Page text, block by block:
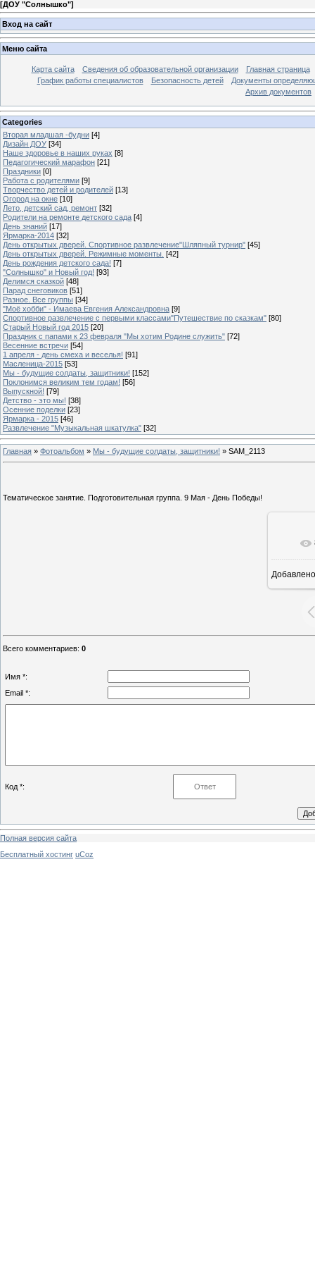
[ДОУ "Солнышко"]
Вход на сайт
Меню сайта
Карта сайта Сведения об образовательной организации
Главная страница
График работы специалистов
Безопасность детей
Документы
Архив документов
Categories
Вторая младшая -будни [4]
Дизайн ДОУ [34]
Наше здоровье в наших руках [8]
Педагогический марафон [21]
Праздники [0]
Работа с родителями [9]
Творчество детей и родителей [13]
Огород на окне [10]
Лето, детский сад, ремонт [32]
Родители на ремонте детского сада [4]
День знаний [17]
Ярмарка-2014 [32]
День открытых дверей. Спортивное развлечение"Шляпный турнир" [45]
День открытых дверей. Режимные моменты. [42]
День рождения детского сада! [7]
"Солнышко" и Новый год! [93]
Делимся сказкой [48]
Парад снеговиков [51]
Разное. Все группы [34]
"Моё хобби" - Имаева Евгения Александровна [9]
Спортивное развлечение с первыми классами"Путешествие по сказкам" [80]
Старый Новый год 2015 [20]
Праздник с папами к 23 февраля "Мы хотим Родине служить" [72]
Весенние встречи [54]
1 апреля - день смеха и веселья! [91]
Масленица-2015 [53]
Мы - будущие солдаты, защитники! [152]
Поклонимся великим тем годам! [56]
Выпускной! [79]
Детство - это мы! [38]
Осенние поделки [23]
Ярмарка - 2015 [46]
Развлечение "Музыкальная шкатулка" [32]
Главная » Фотоальбом » Мы - будущие солдаты, защитники! » SAM_2113
Тематическое занятие. Подготовительная группа. 9 Мая - День Победы!
Добавлено
Всего комментариев: 0
Имя *:
Email *:
Код *:
Полная версия сайта
Бесплатный хостинг uCoz